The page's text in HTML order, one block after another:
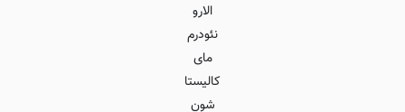
الارو
نئودرم
مای
کالیستا
شون